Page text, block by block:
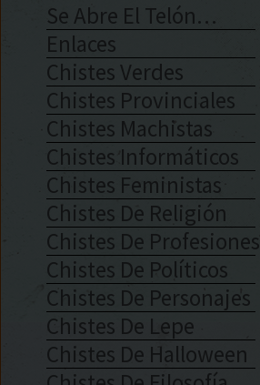
Se Abre El Telón…
Enlaces
Chistes Verdes
Chistes Provinciales
Chistes Machistas
Chistes Informáticos
Chistes Feministas
Chistes De Religión
Chistes De Profesiones
Chistes De Políticos
Chistes De Personajes
Chistes De Lepe
Chistes De Halloween